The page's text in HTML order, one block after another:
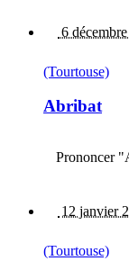
6
(Tourtouse)
Abribat
Prononcer
12 janvier
(Tourtouse)